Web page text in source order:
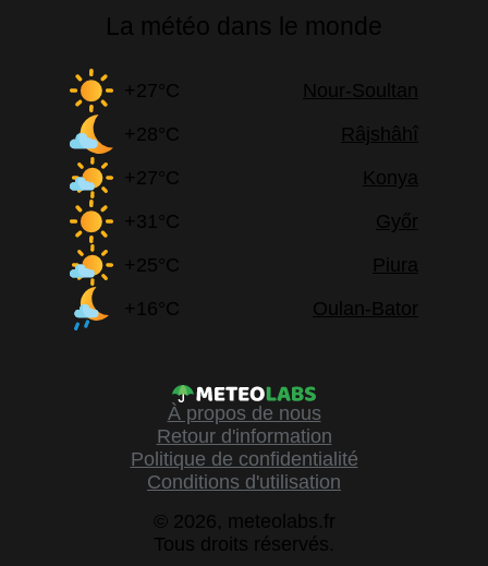
La météo dans le monde
+27°C
Nour-Soultan
+28°C
Râjshâhî
+27°C
Konya
+31°C
Győr
+25°C
Piura
+16°C
Oulan-Bator
À propos de nous
Retour d'information
Politique de confidentialité
Conditions d'utilisation
© 2026, meteolabs.fr
Tous droits réservés.